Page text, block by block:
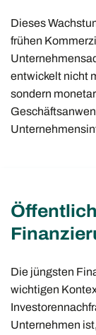
Dieses
frühen
entwickelt nicht
sondern
Die jüngsten
wichtigen
Unternehmen